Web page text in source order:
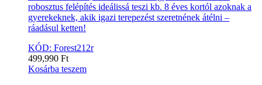
robosztus felépítés ideálissá teszi kb. 8 éves kortól azoknak a
gyerekeknek, akik igazi terepezést szeretnének átélni –
ráadásul ketten!
KÓD: Forest212r
499,990 Ft
Kosárba teszem